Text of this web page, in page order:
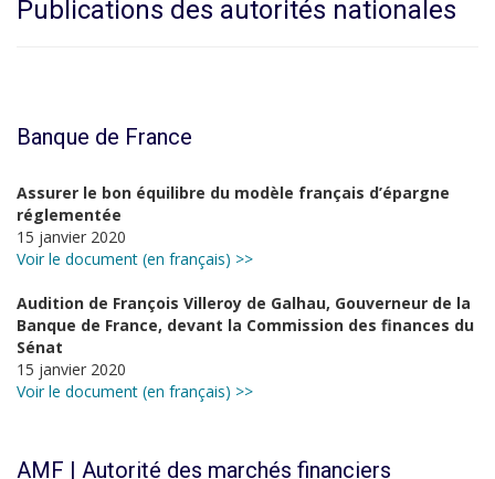
Publications des autorités nationales
Banque de France
Assurer le bon équilibre du modèle français d’épargne
réglementée
15 janvier 2020
Voir le document (en français) >>
Audition de François Villeroy de Galhau, Gouverneur de la
Banque de France, devant la Commission des finances du
Sénat
15 janvier 2020
Voir le document (en français) >>
AMF | Autorité des marchés financiers